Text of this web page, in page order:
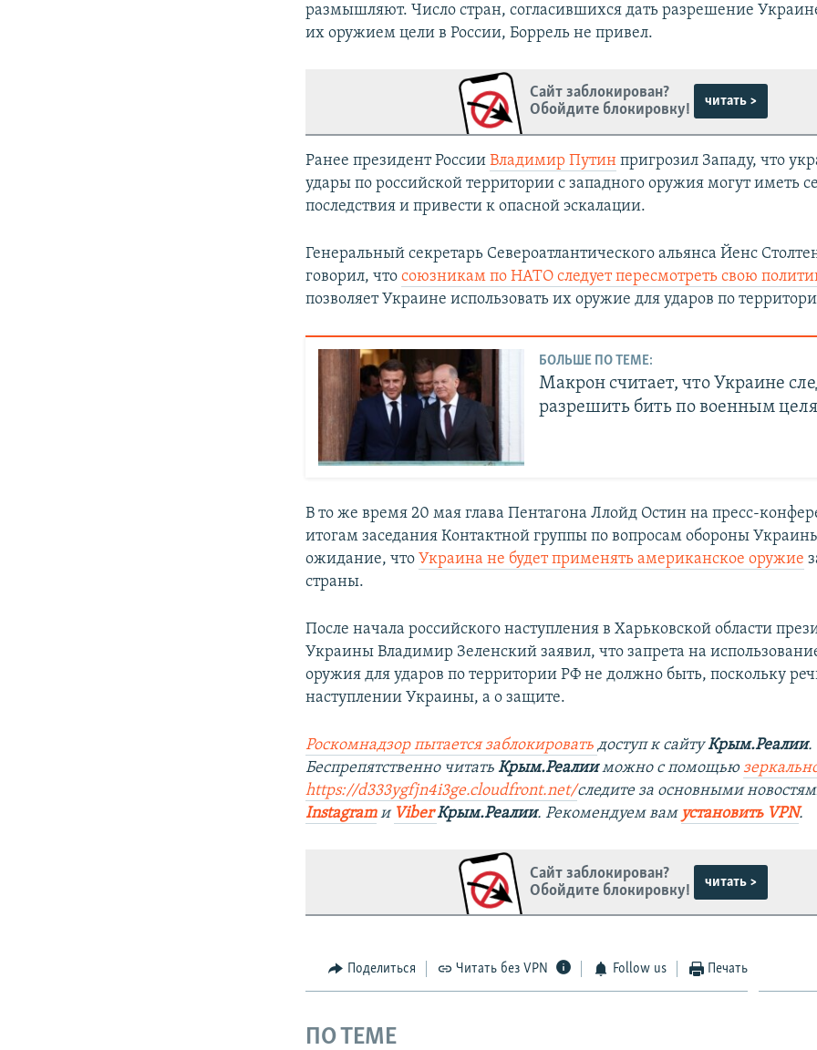
размышляют. Число стран, согласившихся дать разрешение
их оружием цели в России, Боррель не привел.
Сайт заблокирован?
Обойдите блокировку!
читать >
Ранее президент РоссииВладимир Путин пригрозил Западу, что
удары по российской территории с западного оружия могут иметь
последствия и привести к опасной эскалации.
Генеральный секретарь Североатлантического альянса Йенс
говорил, чтосоюзникам по НАТО следует пересмотреть свою
позволяет Украине использовать их оружие для ударов по
БОЛЬШЕ ПО ТЕМЕ:
Макрон считает, что Украине
разрешить бить по военным
В то же время 20 мая глава Пентагона Ллойд Остин на пресс-
итогам заседания Контактной группы по вопросам обороны
ожидание, чтоУкраина не будет применять американское оружие
страны.
После начала российского наступления в Харьковской области
Украины Владимир Зеленский заявил, что запрета на
оружия для ударов по территории РФ не должно быть, поскольку
наступлении Украины, а о защите.
Роскомнадзор пытается заблокировать доступ к сайтуКрым.Реалии.
Беспрепятственно читатьКрым.Реалииможно с помощью
https://d333ygfjn4i3ge.cloudfront.net/следите за основными
Instagramи Viber Крым.Реалии. Рекомендуем вам установить VPN.
Сайт заблокирован?
Обойдите блокировку!
читать >
Поделиться Читать без VPN Follow us Печать
ПО ТЕМЕ